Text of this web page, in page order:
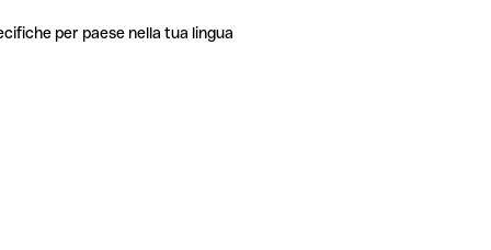
per paese nella tua lingua